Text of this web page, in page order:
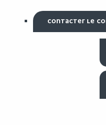
CONTACTER LE